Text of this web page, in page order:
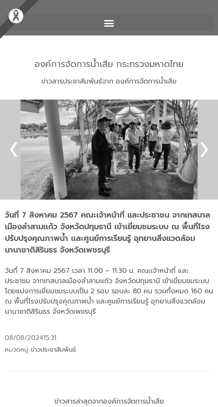
องค์การจัดการน้ำเสีย กระทรวงมหาดไทย
ข่าวสารประชาสัมพันธ์จาก องค์การจัดการน้ำเสีย
วันที่ 7 สิงหาคม 2567 คณะเจ้าหน้าที่ และประชาชน จากเทสบาล
เมืองลำสามเเก้ว จังหวัดปทุมธานี เข้าเยี่ยมชมระบบ ณ พื้นที่โรง
ปรับปรุงคุณภาพน้ำ เเละศูนย์การเรียนรู้ อุทยานสิ่งแวดล้อม
นานาชาติสิรินธร จังหวัดเพชรบุรี
วันที่ 7 สิงหาคม 2567 เวลา 11.00 – 11.30 น. คณะเจ้าหน้าที่ และ
ประชาชน จากเทสบาลเมืองลำสามเเก้ว จังหวัดปทุมธานี เข้าเยี่ยมชมระบบ
โดยแบ่งการเยี่ยมชมระบบเป็น 2 รอบ รอบละ 80 คน รวมทั้งหมด 160 คน
ณ พื้นที่โรงปรับปรุงคุณภาพน้ำ เเละศูนย์การเรียนรู้ อุทยานสิ่งแวดล้อม
นานาชาติสิรินธร จังหวัดเพชรบุรี
08/08/202415:31
หมวดหมู่ ข่าวประชาสัมพันธ์
ข่าวสารล่าสุดจากองค์การจัดการน้ำเสีย